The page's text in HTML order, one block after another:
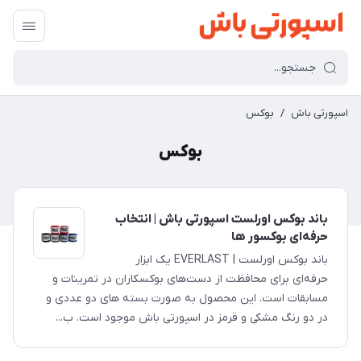
اسپورتی باش / بوکس
بوکس
باند بوکس اورلست اسپورتی باش | انتخاب
حرفه‌ای بوکسور ها
باند بوکس اورلست | EVERLAST یک ابزار
حرفه‌ای برای محافظت از دست‌های بوکسکاران در تمرینات و
مسابقات است. این محصول به صورت بسته های دو عددی و
در دو رنگ مشکی و قرمز در اسپورتی باش موجود است. ب...